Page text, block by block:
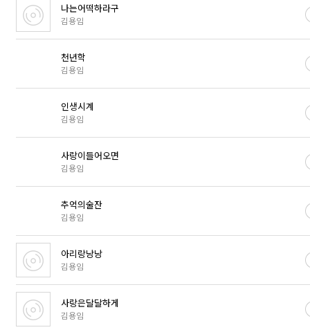
나는어떡하라구
김용임
천년학
김용임
인생시계
김용임
사랑이들어오면
김용임
추억의술잔
김용임
아리랑낭낭
김용임
사랑은달달하게
김용임